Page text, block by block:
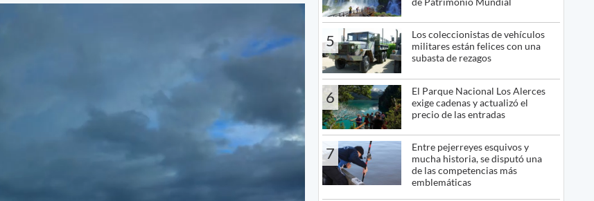
5
Los coleccionistas de vehículos
militares están felices con una
subasta de rezagos
6
El Parque Nacional Los Alerces
exige cadenas y actualizó el
precio de las entradas
7
Entre pejerreyes esquivos y
mucha historia, se disputó una
de las competencias más
emblemáticas